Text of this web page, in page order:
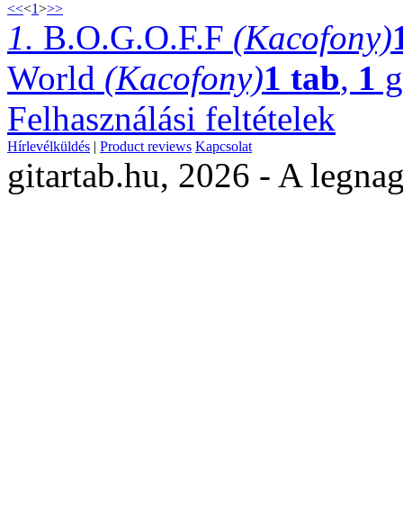
<<<1>>>
1. B.O.G.O.F.F (Kacofony)
World (Kacofony)1 tab, 1
Felhasználási feltételek
Hírlevélküldés | Product reviews Kapcsolat
gitartab.hu, 2026 - A